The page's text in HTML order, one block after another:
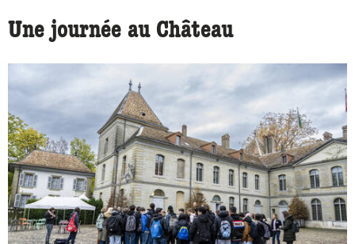
Une journée au Château